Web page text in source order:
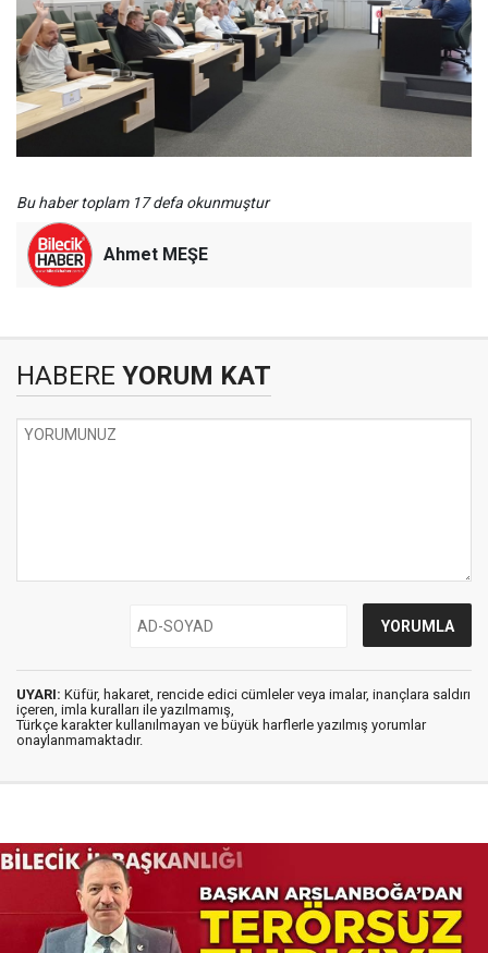
Bu haber toplam 17 defa okunmuştur
Ahmet MEŞE
HABERE YORUM KAT
UYARI: Küfür, hakaret, rencide edici cümleler veya imalar, inançlara saldırı
içeren, imla kuralları ile yazılmamış,
Türkçe karakter kullanılmayan ve büyük harflerle yazılmış yorumlar
onaylanmamaktadır.